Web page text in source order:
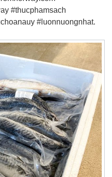
#thucphamsach
#luonnuongnhat.